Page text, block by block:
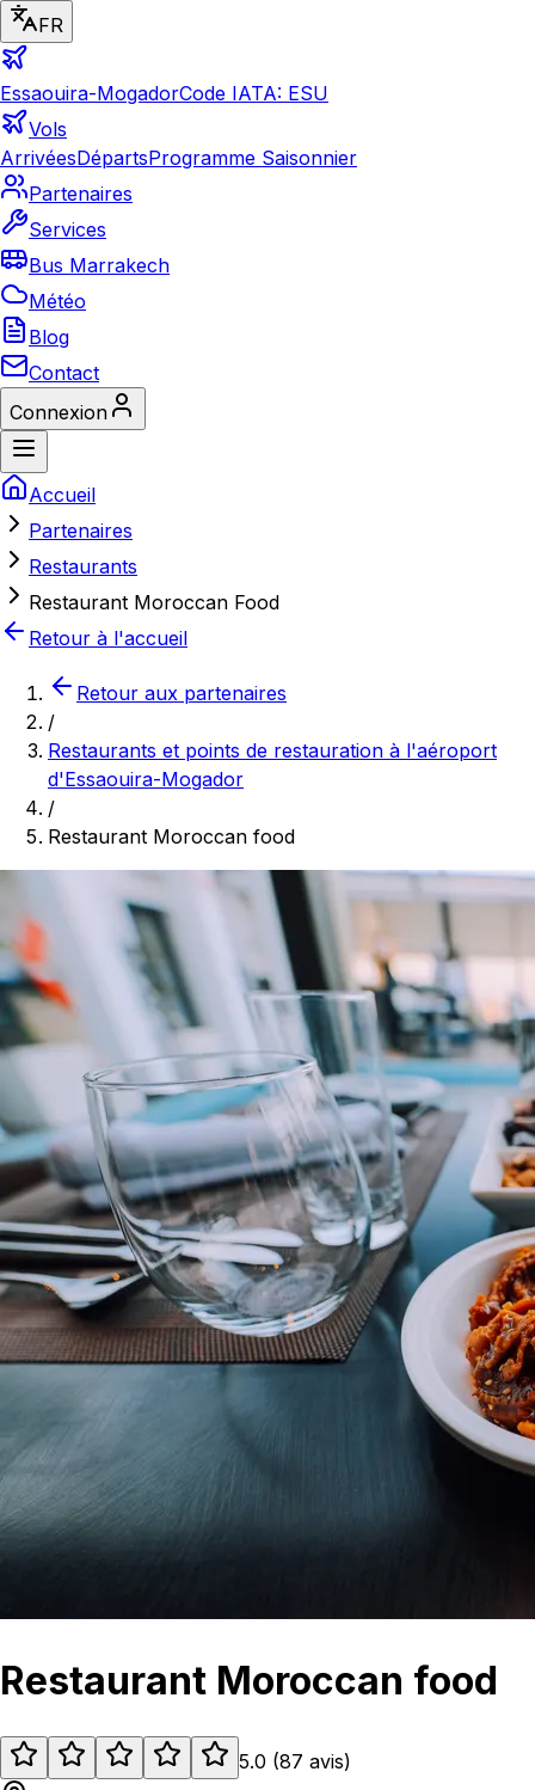
FR
Essaouira-MogadorCode IATA: ESU
Vols
ArrivéesDépartsProgramme Saisonnier
Partenaires
Services
Bus Marrakech
Météo
Blog
Contact
Connexion
Accueil
Partenaires
Restaurants
Restaurant Moroccan Food
Retour à l'accueil
Retour aux partenaires
/
Restaurants et points de restauration à l'aéroport
d'Essaouira-Mogador
/
Restaurant Moroccan food
Restaurant Moroccan food
5.0 (87 avis)